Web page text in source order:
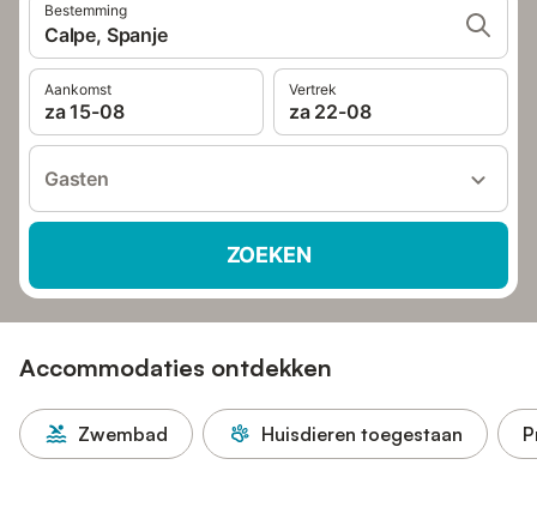
Bestemming
Calpe, Spanje
Aankomst
za 15-08
Vertrek
za 22-08
Gasten
ZOEKEN
Accommodaties ontdekken
Zwembad Huisdieren toegestaan